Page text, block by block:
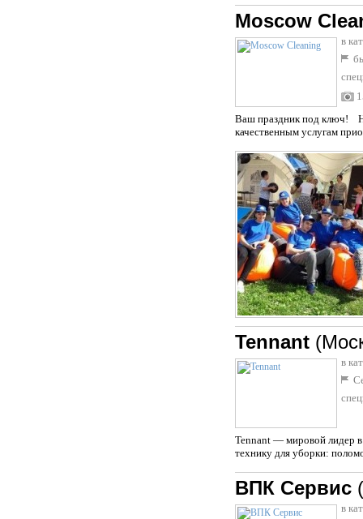
Moscow
в
Ваш праздник под ключ!
качественным услугам
Tennant
в
Tennant — мировой лидер в
технику для уборки:
ВПК Сервис
в